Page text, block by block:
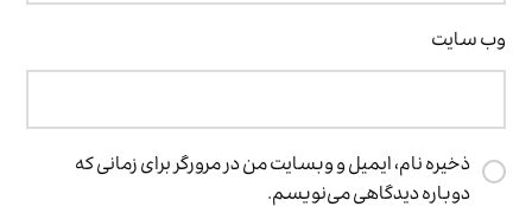
وب‌ سایت
ذخیره نام، ایمیل و وبسایت من در مرورگر برای زمانی که
دوباره دیدگاهی می‌نویسم.